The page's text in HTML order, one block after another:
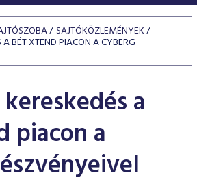
indexek
kötvény tőzsdei bevezetését
egyszerűen
SAJTÓKÖZLEMÉNYEK
A BÉT XTEND PIACON A CYBERG
a
piacon a